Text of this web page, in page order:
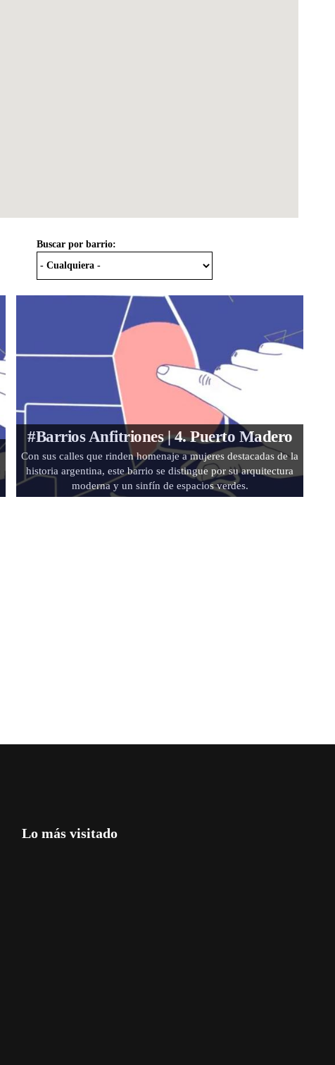
Buscar por barrio:
#Barrios Anfitriones | 4. Puerto Madero
Con sus calles que rinden homenaje a mujeres destacadas de la
historia argentina, este barrio se distingue por su arquitectura
moderna y un sinfín de espacios verdes.
Lo más visitado